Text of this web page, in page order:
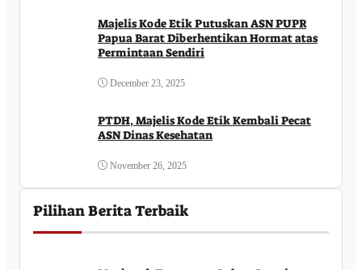
Majelis Kode Etik Putuskan ASN PUPR
Papua Barat Diberhentikan Hormat atas
Permintaan Sendiri
December 23, 2025
PTDH, Majelis Kode Etik Kembali Pecat
ASN Dinas Kesehatan
November 26, 2025
Pilihan Berita Terbaik